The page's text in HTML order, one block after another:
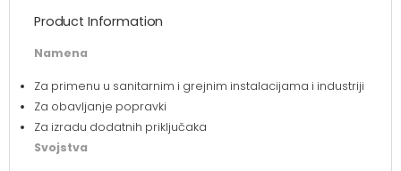
Product Information
Namena
Za primenu u sanitarnim i grejnim instalacijama i industriji
Za obavljanje popravki
Za izradu dodatnih priključaka
Svojstva